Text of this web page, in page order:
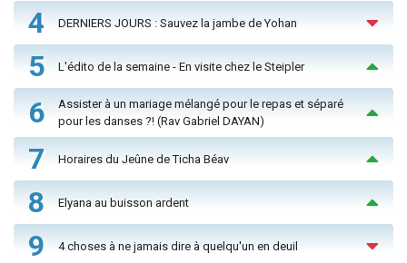
4 DERNIERS JOURS : Sauvez la jambe de Yohan
5 L'édito de la semaine - En visite chez le Steipler
6
Assister à un mariage mélangé pour le repas et séparé
pour les danses ?! (Rav Gabriel DAYAN)
7 Horaires du Jeûne de Ticha Béav
8 Elyana au buisson ardent
9 4 choses à ne jamais dire à quelqu'un en deuil